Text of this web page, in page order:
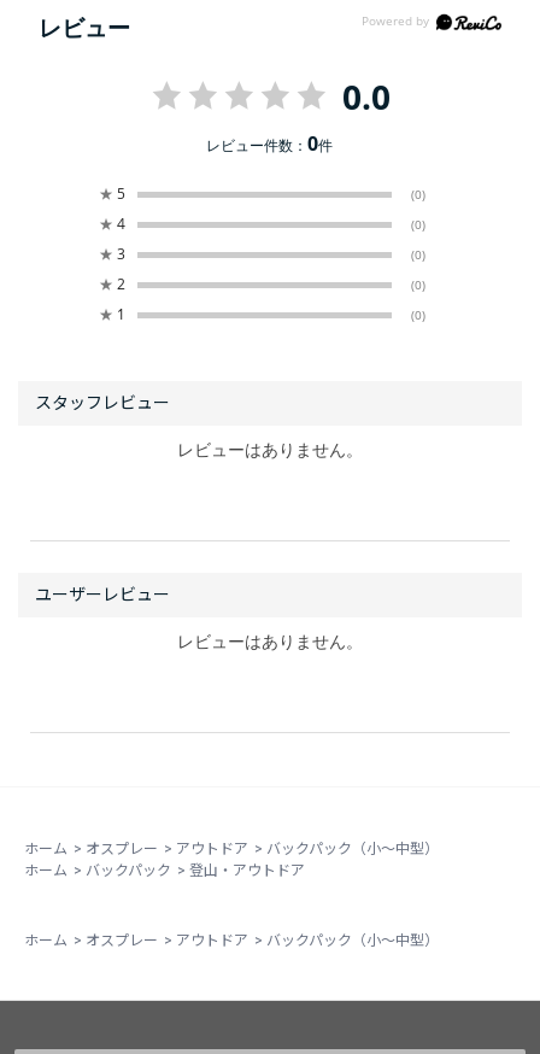
レビュー
0.0
レビュー件数：0件
★ 5 (0)
★ 4 (0)
★ 3 (0)
★ 2 (0)
★ 1 (0)
レビューはありません。
レビューはありません。
ホーム > オスプレー > アウトドア > バックパック（小～中型）
ホーム > バックパック > 登山・アウトドア
ホーム > オスプレー > アウトドア > バックパック（小～中型）